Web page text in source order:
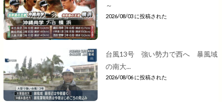
～
2026/08/03 に投稿された
台風13号 強い勢力で西へ 暴風域
の南大...
2026/08/06 に投稿された